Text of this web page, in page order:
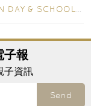
& SCHOOL EVENTS
子報
子資訊
Send